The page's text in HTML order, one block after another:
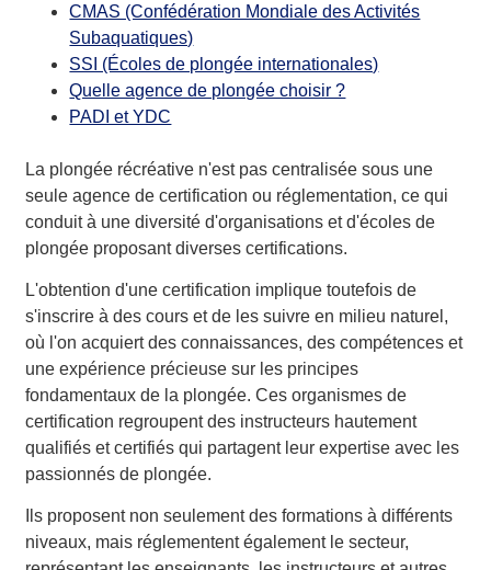
CMAS (Confédération Mondiale des Activités
Subaquatiques)
SSI (Écoles de plongée internationales)
Quelle agence de plongée choisir ?
PADI et YDC
La plongée récréative n'est pas centralisée sous une
seule agence de certification ou réglementation, ce qui
conduit à une diversité d'organisations et d'écoles de
plongée proposant diverses certifications.
L'obtention d'une certification implique toutefois de
s'inscrire à des cours et de les suivre en milieu naturel,
où l'on acquiert des connaissances, des compétences et
une expérience précieuse sur les principes
fondamentaux de la plongée. Ces organismes de
certification regroupent des instructeurs hautement
qualifiés et certifiés qui partagent leur expertise avec les
passionnés de plongée.
Ils proposent non seulement des formations à différents
niveaux, mais réglementent également le secteur,